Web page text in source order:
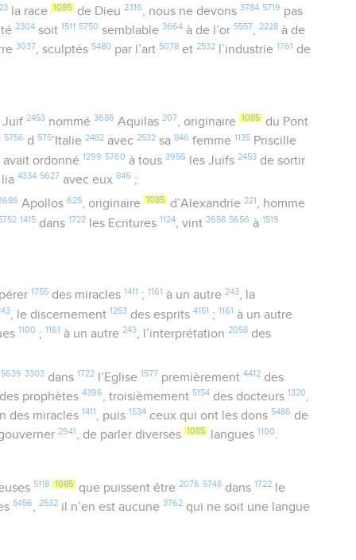
la race 1085 de Dieu 2316 , nous ne devons 3784 5719 pas
2304 soit 1511 5750 semblable3664 à de l’or 5557,2228 à de
3037, sculptés 5480 par l’art 5078 et2532 l’industrie1761 de
Juif 2453nommé 3686 Aquilas 207, originaire 1085 du Pont
5756 d 575’Italie2482 avec2532 sa846 femme1135 Priscille
avait ordonné 1299 5760 à tous3956 les Juifs2453 de sortir
lia4334 5627 avec eux846 ;
Apollos 625, originaire 1085 d’Alexandrie 221, homme
1415 dans 1722 les Ecritures 1124 , vint2658 5656 à 1519
1755des miracles 1411 ; 1161 à un autre 243, la
, le discernement 1253 des esprits4151 ; 1161 à un autre
1100 ; 1161 à un autre243 , l’interprétation2058 des
5639 3303dans 1722l’Eglise 1577 premièrement 4412des
des prophètes4396 , troisièmement 5154 des docteurs 1320
des miracles 1411 , puis 1534 ceux qui ont les dons 5486 de
2941 , de parler diverses 1085 langues 1100.
5118 1085 que puissent être 2076 5748dans 1722le
5456,2532 il n’en est aucune3762 qui ne soit une langue